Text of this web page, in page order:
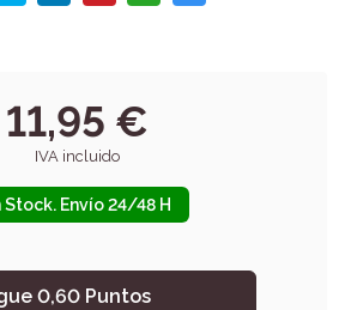
11,95 €
IVA incluido
Stock. Envío 24/48 H
0,60 Puntos